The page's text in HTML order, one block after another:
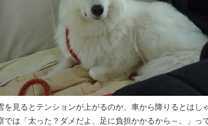
を見るとテンションが上がるのか、車から降りるとはし
では「太った？ダメだよ、足に負担かかるから～。」っ